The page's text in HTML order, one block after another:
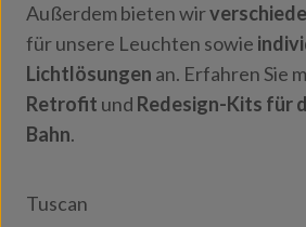
Außerdem bieten wir
für unsere Leuchten sowie
Lichtlösungen an. Erfahren Sie
Retrofit und Redesign-Kits für
Bahn.